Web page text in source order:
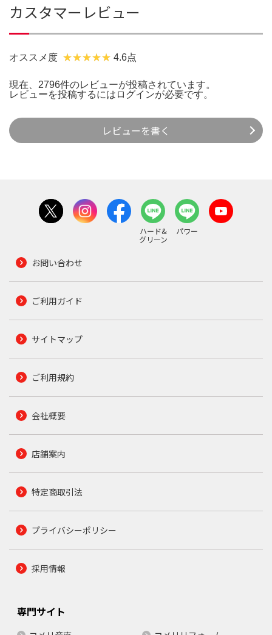
カスタマーレビュー
オススメ度 4.6点
現在、2796件のレビューが投稿されています。
レビューを投稿するには ログインが必要です。
レビューを書く
ハード&
グリーン
パワー
お問い合わせ
ご利用ガイド
サイトマップ
ご利用規約
会社概要
店舗案内
特定商取引法
プライバシーポリシー
採用情報
専門サイト